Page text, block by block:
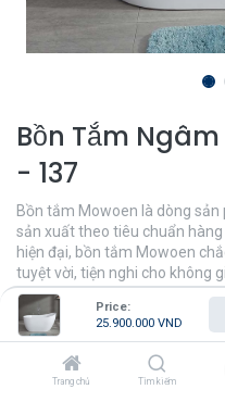
Price:
25.900.000 VND
Trang chủ Tìm kiếm
Bồn Tắm
- 137
Bồn tắm Mowoen là dòng
sản xuất theo tiêu chuẩn
hiện đại, bồn tắm Mowoen
tuyệt vời, tiện nghi cho không
25.900.000VND